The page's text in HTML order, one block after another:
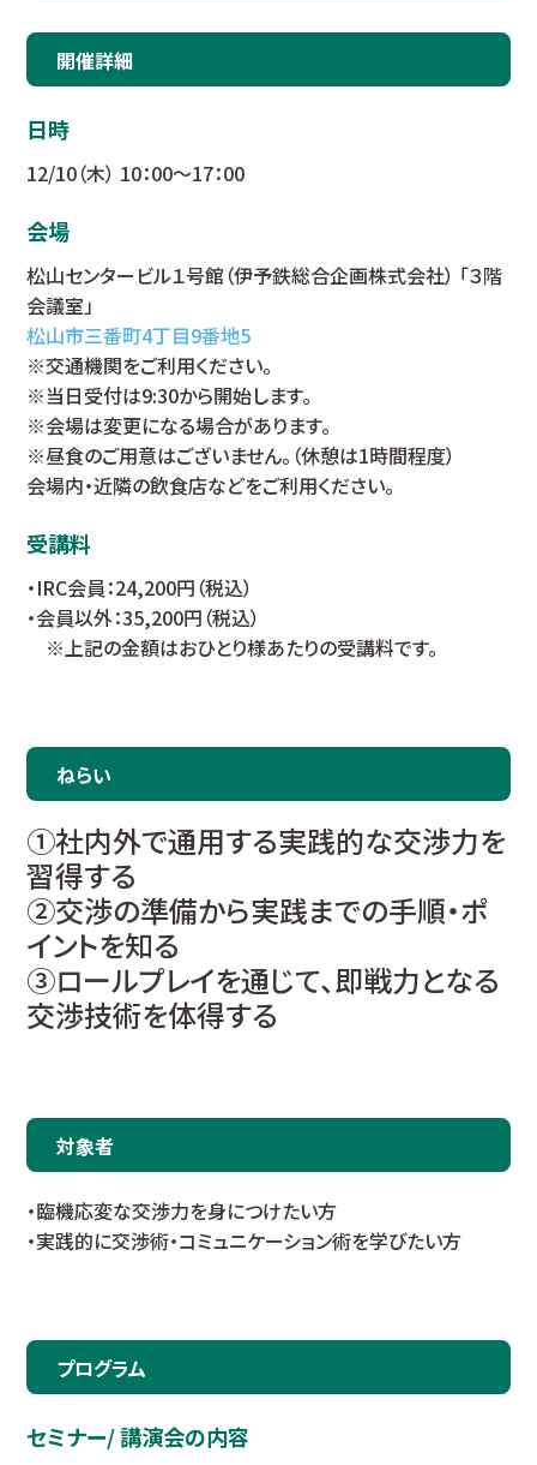
開催詳細
日時
12/10（木） 10：00～17：00
会場
松山センタービル１号館（伊予鉄総合企画株式会社） 「３階
会議室」
松山市三番町4丁目9番地5
※交通機関をご利用ください。
※当日受付は9:30から開始します。
※会場は変更になる場合があります。
※昼食のご用意はございません。（休憩は1時間程度）
会場内・近隣の飲食店などをご利用ください。
受講料
・IRC会員：24,200円（税込）
・会員以外：35,200円（税込）
※上記の金額はおひとり様あたりの受講料です。
ねらい
①社内外で通用する実践的な交渉力を
習得する
②交渉の準備から実践までの手順・ポ
イントを知る
③ロールプレイを通じて、即戦力となる
交渉技術を体得する
対象者
・臨機応変な交渉力を身につけたい方
・実践的に交渉術・コミュニケーション術を学びたい方
プログラム
セミナー/ 講演会の内容